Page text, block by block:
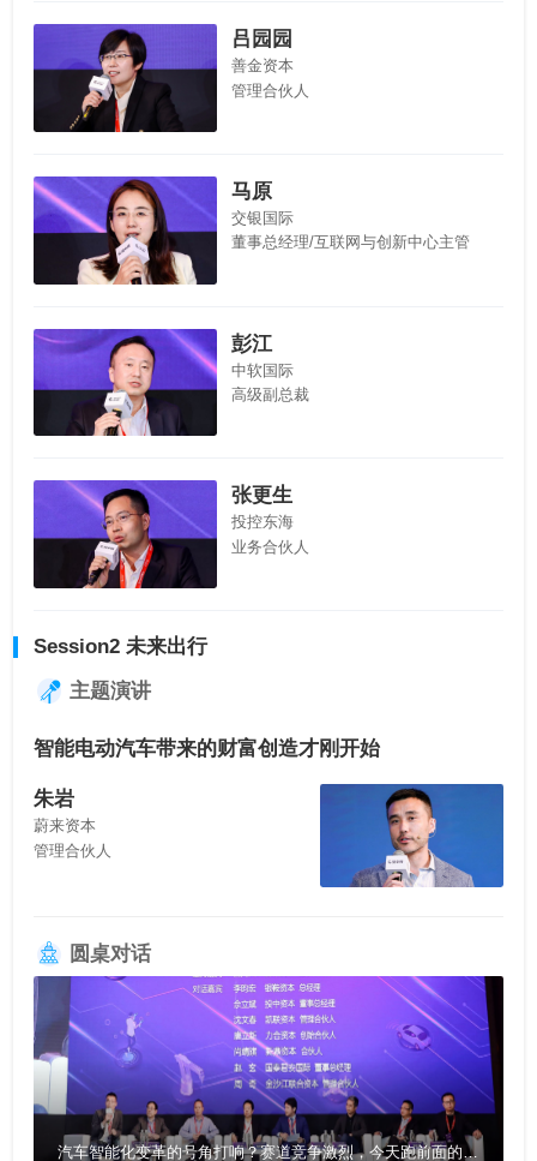
吕园园
善金资本
管理合伙人
马原
交银国际
董事总经理/互联网与创新中心主管
彭江
中软国际
高级副总裁
张更生
投控东海
业务合伙人
Session2 未来出行
主题演讲
智能电动汽车带来的财富创造才刚开始
朱岩
蔚来资本
管理合伙人
圆桌对话
汽车智能化变革的号角打响？赛道竞争激烈，今天跑前面的不一定永远胜出